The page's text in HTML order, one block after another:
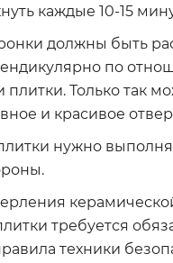
каждые 10-15
должны быть
по
плитки. Только так
и красивое
нужно
требуется
техники